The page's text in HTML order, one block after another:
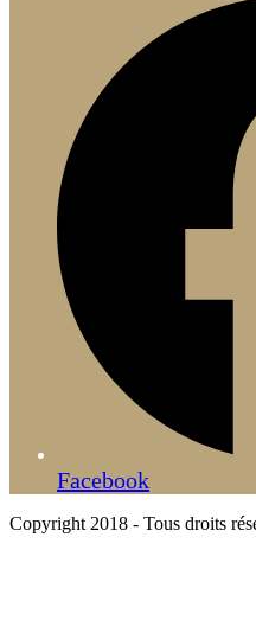
Facebook
Copyright 2018 - Tous droits